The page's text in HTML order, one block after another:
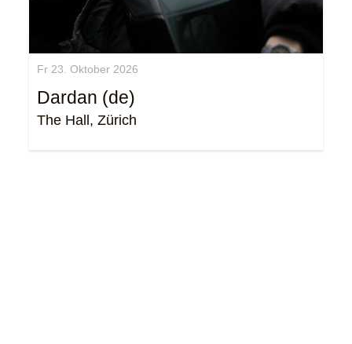
Fr 23. Oktober 2026
Dardan (de)
The Hall, Zürich